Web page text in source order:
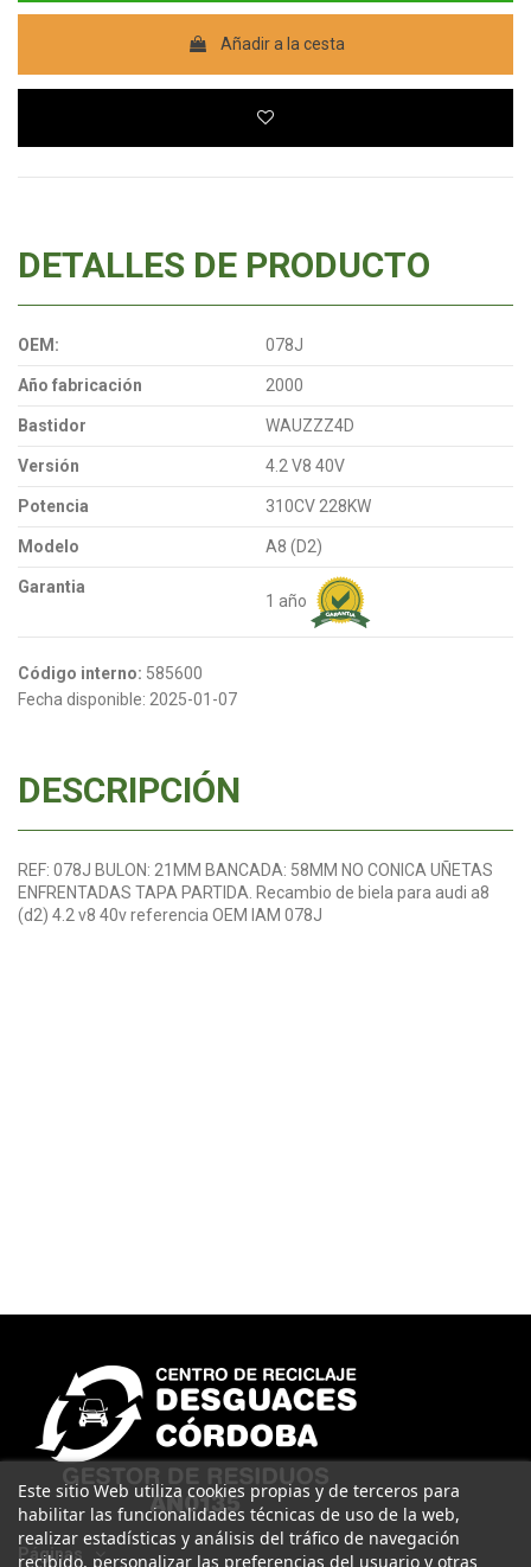
Añadir a la cesta
DETALLES DE PRODUCTO
OEM: 078J
Año fabricación 2000
Bastidor WAUZZZ4D
Versión 4.2 V8 40V
Potencia 310CV 228KW
Modelo A8 (D2)
Garantia
1 año
Código interno: 585600
Fecha disponible: 2025-01-07
DESCRIPCIÓN
REF: 078J BULON: 21MM BANCADA: 58MM NO CONICA UÑETAS
ENFRENTADAS TAPA PARTIDA. Recambio de biela para audi a8
(d2) 4.2 v8 40v referencia OEM IAM 078J
Páginas
Este sitio Web utiliza cookies propias y de terceros para
habilitar las funcionalidades técnicas de uso de la web,
realizar estadísticas y análisis del tráfico de navegación
recibido, personalizar las preferencias del usuario y otras